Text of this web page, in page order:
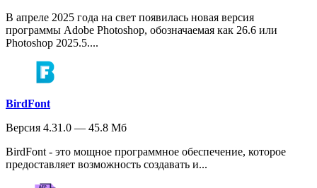
В апреле 2025 года на свет появилась новая версия
программы Adobe Photoshop, обозначаемая как 26.6 или
Photoshop 2025.5....
BirdFont
Версия 4.31.0 — 45.8 Мб
BirdFont - это мощное программное обеспечение, которое
предоставляет возможность создавать и...